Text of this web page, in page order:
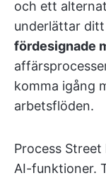
och ett
underlättar
fördesignade
komma igång
arbetsflöden.
Process
AI-funktioner.